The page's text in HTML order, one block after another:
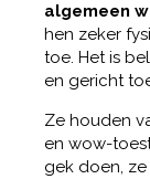
algemeen
hen zeker
toe. Het is
en gericht
Ze houden
en wow-
gek doen,